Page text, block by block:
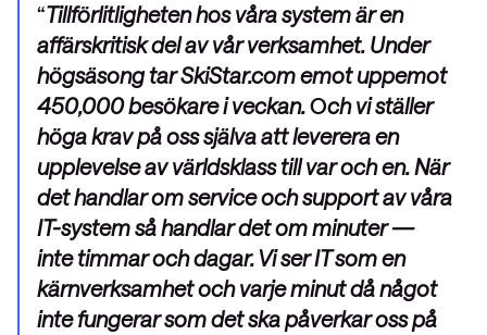
Tillförlitligheten hos våra system är en
affärskritisk del av vår verksamhet. Under
högsäsong tar SkiStar.com emot uppemot
450,000 besökare i veckan.Och vi ställer
höga krav på oss själva att leverera en
upplevelse av världsklass till var och en. När
det handlar om service och support av våra
IT-system så handlar det om minuter —
inte timmar och dagar. Vi ser IT som en
kärnverksamhet och varje minut då något
inte fungerar som det ska påverkar oss på